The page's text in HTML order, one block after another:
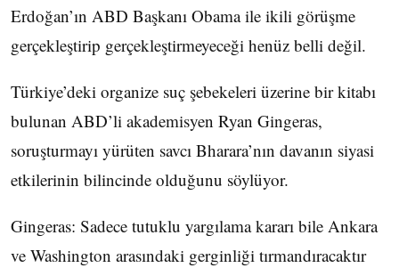
Erdoğan’ın ABD Başkanı Obama ile ikili görüşme
gerçekleştirip gerçekleştirmeyeceği henüz belli değil.
Türkiye’deki organize suç şebekeleri üzerine bir kitabı
bulunan ABD’li akademisyen Ryan Gingeras,
soruşturmayı yürüten savcı Bharara’nın davanın siyasi
etkilerinin bilincinde olduğunu söylüyor.
Gingeras: Sadece tutuklu yargılama kararı bile Ankara
ve Washington arasındaki gerginliği tırmandıracaktır